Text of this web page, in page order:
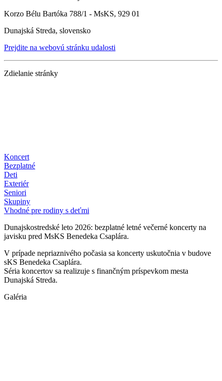
Korzo Bélu Bartóka 788/1 - MsKS, 929 01
Dunajská Streda, slovensko
Prejdite na webovú stránku udalosti
Zdielanie stránky
Koncert
Bezplatné
Deti
Exteriér
Seniori
Skupiny
Vhodné pre rodiny s deťmi
Dunajskostredské leto 2026: bezplatné letné večerné koncerty na
javisku pred MsKS Benedeka Csaplára.
V prípade nepriaznivého počasia sa koncerty uskutočnia v budove
sKS Benedeka Csaplára.
Séria koncertov sa realizuje s finančným príspevkom mesta
Dunajská Streda.
Galéria